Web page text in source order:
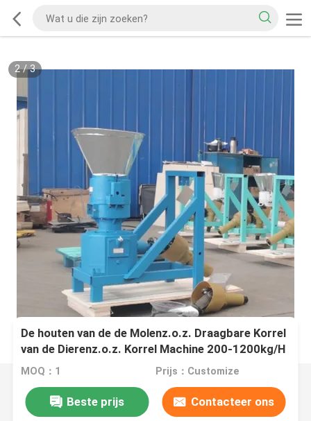
2/3
De houten van de de Molenz.o.z. Draagbare Korrel
van de Dierenz.o.z. Korrel Machine 200-1200kg/H
MOQ：1 Prijs：Customize
Beste prijs Contacteer ons